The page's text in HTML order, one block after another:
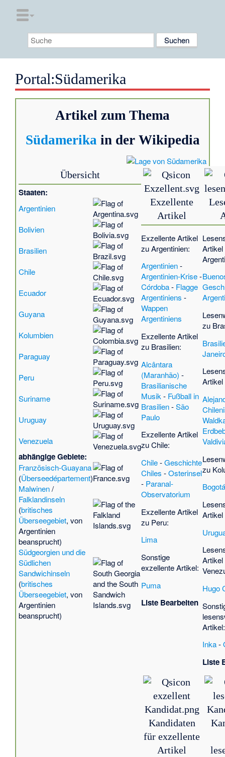
Portal:Südamerika
Artikel zum Thema
Südamerika in der Wikipedia
Übersicht
Staaten:
Argentinien
Bolivien
Brasilien
Chile
Ecuador
Guyana
Kolumbien
Paraguay
Peru
Suriname
Uruguay
Venezuela
abhängige Gebiete:
Französisch-Guayana
(Überseedépartement)
Malwinen/
Falklandinseln
(britisches
Überseegebiet, von
Argentinien
beansprucht)
Südgeorgien und die
Südlichen
Sandwichinseln
(britisches
Überseegebiet, von
Argentinien
beansprucht)
Exzellente
Artikel
Exzellente Artikel
zu Argentinien:
Argentinien-
Argentinien-Krise-
Córdoba- Flagge
Argentiniens -
Wappen
Argentiniens
Exzellente Artikel
zu Brasilien:
Alcântara
(Maranhão) -
Brasilianische
Musik - Fußball in
Brasilien-São
Paulo
Exzellente Artikel
zu Chile:
Chile-Geschichte
Chiles -Osterinsel
- Paranal-
Observatorium
Exzellente Artikel
zu Peru:
Lima
Sonstige
exzellente Artikel:
Puma
Liste Bearbeiten
zu
zu
Hugo
Artikel:
Inka-
Liste
Kandidaten
für exzellente
Artikel